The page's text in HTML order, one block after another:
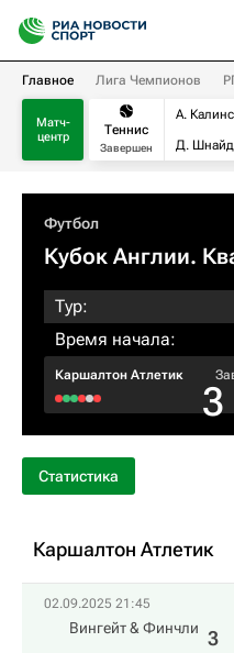
Главное Лига Чемпионов
Матч-
центр
Теннис
Завершен
А.
Д.
Футбол
Кубок Англии.
Тур:
Время начала:
Каршалтон Атлетик
3
Статистика
Каршалтон Атлетик
02.09.2025 21:45
Вингейт & Финчли 3